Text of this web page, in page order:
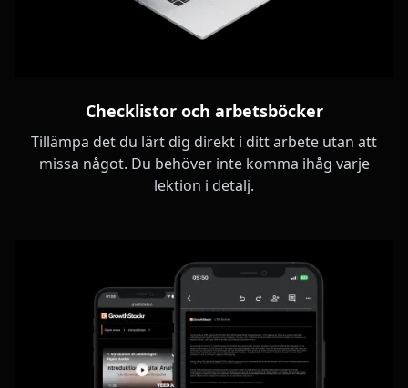
Checklistor och arbetsböcker
Tillämpa det du lärt dig direkt i ditt arbete utan att
missa något. Du behöver inte komma ihåg varje
lektion i detalj.